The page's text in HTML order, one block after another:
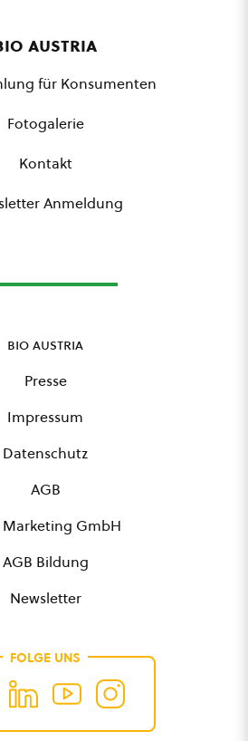
austria
für Konsumenten
Fotogalerie
Kontakt
Anmeldung
bio austria
Presse
Impressum
Datenschutz
AGB
Marketing GmbH
AGB Bildung
Newsletter
FOLGE UNS